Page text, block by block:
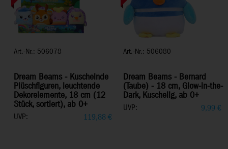
Art.-Nr.: 506078
Dream Beams - Kuschelnde
Plüschfiguren, leuchtende
Dekorelemente, 18 cm (12
Stück, sortiert), ab 0+
UVP: 119,88€
Art.-Nr.: 506080
Dream Beams - Bernard
(Taube) - 18 cm, Glow-in-the-
Dark, Kuschelig, ab 0+
UVP: 9,99 €